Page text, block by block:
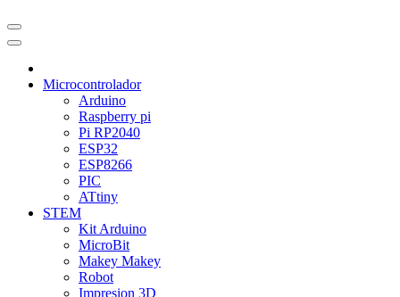
Microcontrolador
Arduino
Raspberry pi
Pi RP2040
ESP32
ESP8266
PIC
ATtiny
STEM
Kit Arduino
MicroBit
Makey Makey
Robot
Impresion 3D